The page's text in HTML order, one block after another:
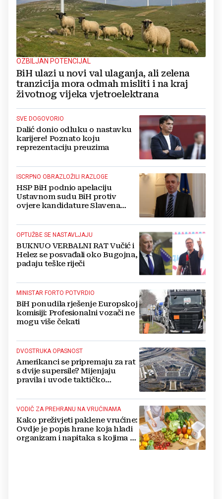
OZBILJAN POTENCIJAL
BiH ulazi u novi val ulaganja, ali zelena
tranzicija mora odmah misliti i na kraj
životnog vijeka vjetroelektrana
SVE DOGOVORIO
Dalić donio odluku o nastavku
karijere! Poznato koju
reprezentaciju preuzima
ISCRPNO OBRAZLOŽILI RAZLOGE
HSP BiH podnio apelaciju
Ustavnom sudu BiH protiv
ovjere kandidature Slavena
OPTUŽBE SE NASTAVLJAJU
BUKNUO VERBALNI RAT Vučić i
Helez se posvađali oko Bugojna,
padaju teške riječi
MINISTAR FORTO POTVRDIO
BiH ponudila rješenje Europskoj
komisiji: Profesionalni vozači ne
mogu više čekati
DVOSTRUKA OPASNOST
Amerikanci se pripremaju za rat
s dvije supersile? Mijenjaju
pravila i uvode taktičko
VODIČ ZA PREHRANU NA VRUĆINAMA
Kako preživjeti paklene vrućine:
Ovdje je popis hrane koja hladi
organizam i napitaka s kojima si